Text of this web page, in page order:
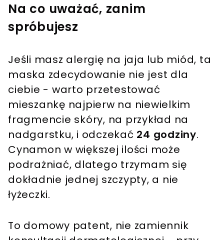
Na co uważać, zanim
spróbujesz
Jeśli masz alergię na jaja lub miód, ta
maska zdecydowanie nie jest dla
ciebie - warto przetestować
mieszankę najpierw na niewielkim
fragmencie skóry, na przykład na
nadgarstku, i odczekać 24 godziny.
Cynamon w większej ilości może
podrażniać, dlatego trzymam się
dokładnie jednej szczypty, a nie
łyżeczki.
To domowy patent, nie zamiennik